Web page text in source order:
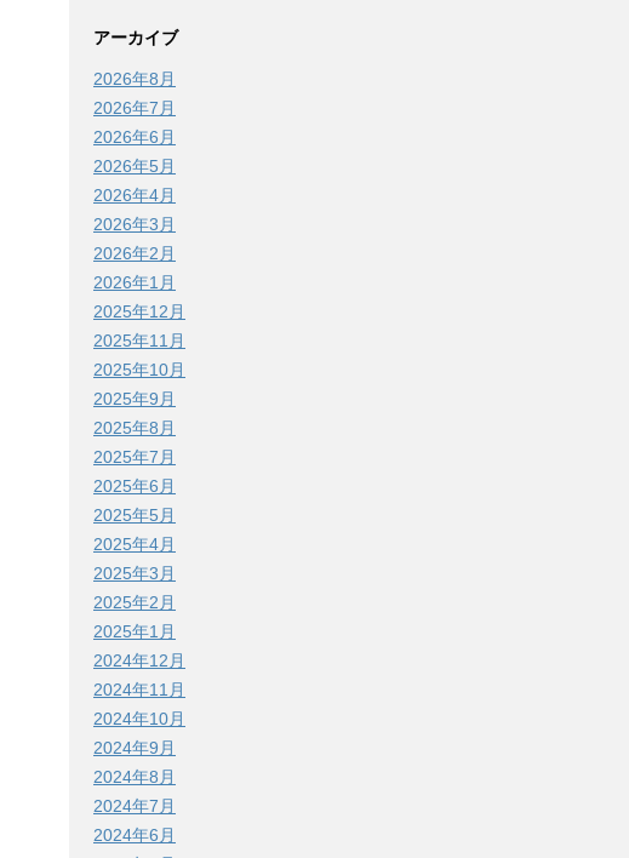
アーカイブ
2026年8月
2026年7月
2026年6月
2026年5月
2026年4月
2026年3月
2026年2月
2026年1月
2025年12月
2025年11月
2025年10月
2025年9月
2025年8月
2025年7月
2025年6月
2025年5月
2025年4月
2025年3月
2025年2月
2025年1月
2024年12月
2024年11月
2024年10月
2024年9月
2024年8月
2024年7月
2024年6月